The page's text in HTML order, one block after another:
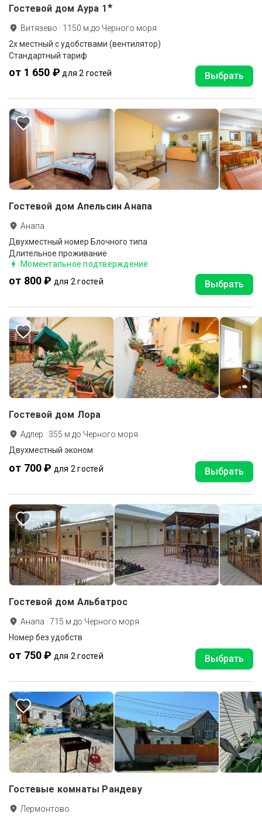
Гостевой дом Аура 1★
Витязево · 1150 м до Черного моря
2х местный с удобствами (вентилятор)
Стандартный тариф
от 1 650 ₽ для 2 гостей Выбрать
Гостевой дом Апельсин Анапа
Анапа
Двухместный номер Блочного типа
Длительное проживание
Моментальное подтверждение
от 800 ₽ для 2 гостей Выбрать
Гостевой дом Лора
Адлер · 355 м до Черного моря
Двухместный эконом
от 700 ₽ для 2 гостей Выбрать
Гостевой дом Альбатрос
Анапа ·715 м до Черного моря
Номер без удобств
от 750 ₽ для 2 гостей Выбрать
Гостевые комнаты Рандеву
Лермонтово